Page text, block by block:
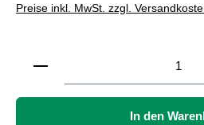
Preise inkl. MwSt. zzgl.
Produkt Anzahl: Gib den
In den